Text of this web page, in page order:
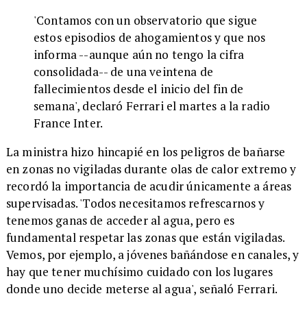
'Contamos con un observatorio que sigue
estos episodios de ahogamientos y que nos
informa --aunque aún no tengo la cifra
consolidada-- de una veintena de
fallecimientos desde el inicio del fin de
semana', declaró Ferrari el martes a la radio
France Inter.
La ministra hizo hincapié en los peligros de bañarse
en zonas no vigiladas durante olas de calor extremo y
recordó la importancia de acudir únicamente a áreas
supervisadas. 'Todos necesitamos refrescarnos y
tenemos ganas de acceder al agua, pero es
fundamental respetar las zonas que están vigiladas.
Vemos, por ejemplo, a jóvenes bañándose en canales, y
hay que tener muchísimo cuidado con los lugares
donde uno decide meterse al agua', señaló Ferrari.